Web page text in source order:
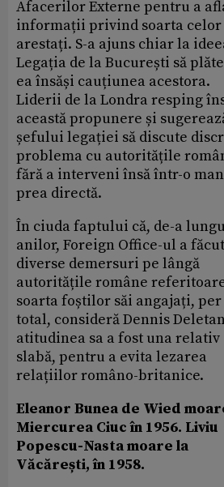
Afacerilor Externe pentru a
informații privind soarta celor
arestați. S-a ajuns chiar la
Legația de la București să
ea însăși cauțiunea acestora.
Liderii de la Londra resping
această propunere și
șefului legației să discute
problema cu autoritățile
fără a interveni însă într-o
prea directă.
În ciuda faptului că, de-a
anilor, Foreign Office-ul a făcut
diverse demersuri pe lângă
autoritățile române
soarta foștilor săi angajați, per
total, consideră Dennis
atitudinea sa a fost una relativ
slabă, pentru a evita lezarea
relațiilor româno-britanice.
Eleanor Bunea de Wied
Miercurea Ciuc în 1956. Liviu
Popescu-Nasta moare la
Văcărești, în 1958.